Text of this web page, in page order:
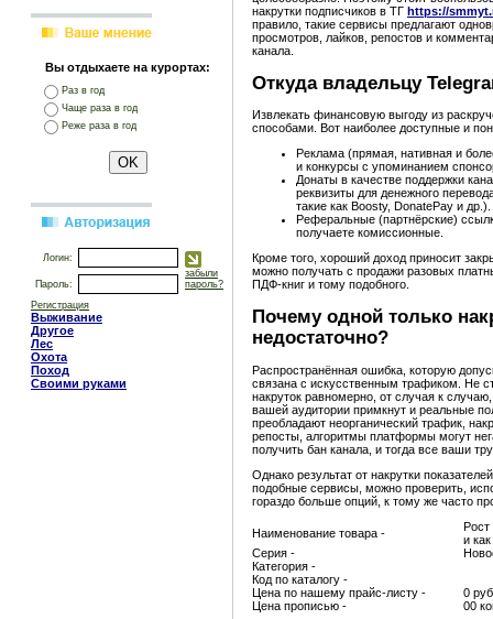
Вы отдыхаете на курортах:
Раз в год
Чаще раза в год
Реже раза в год
Логин:
Пароль:
забыли
пароль?
Регистрация
Выживание
Другое
Лес
Охота
Поход
Своими руками
накрутки подписчиков в ТГ https://
правило, такие сервисы предлагают
просмотров, лайков, репостов и
канала.
Откуда владельцу
Извлекать финансовую выгоду из
способами. Вот наиболее доступные и
Реклама (прямая, нативная и
и конкурсы с упоминанием
Донаты в качестве поддержки
реквизиты для денежного
такие как Boosty, DonatePay и др.).
Реферальные (партнёрские)
получаете комиссионные.
Кроме того, хороший доход приносит
можно получать с продажи разовых
ПДФ-книг и тому подобного.
Почему одной только
недостаточно?
Распространённая ошибка, которую
связана с искусственным трафиком. Не
накруток равномерно, от случая к
вашей аудитории примкнут и реальные
преобладают неорганический трафик,
репосты, алгоритмы платформы могут
получить бан канала, и тогда все ваши
Однако результат от накрутки
подобные сервисы, можно проверить,
гораздо больше опций, к тому же часто
Наименование товара -
Рост
и
Серия -
Категория -
Код по каталогу -
Цена по нашему прайс-листу -
0
Цена прописью -
00